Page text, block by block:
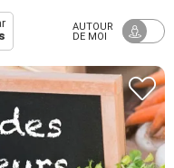
AUTOUR
DE MOI